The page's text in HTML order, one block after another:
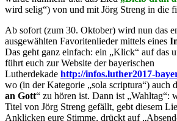
wird selig“) von und mit Jörg Streng in die
Ab sofort (zum 30. Oktober) wird nun das
ausgewählten Favoritenlieder mittels eines
Das geht ganz einfach: ein „Klick“ auf das
führt euch zur Website der bayerischen
Lutherdekade http://infos.luther2017-
wo (in der Kategorie „sola scriptura“) auch
an Gott“ zu hören ist. Dann ist „Wahltag“:
Titel von Jörg Streng gefällt, gebt diesem
Anklicken eure Stimme, drückt auf